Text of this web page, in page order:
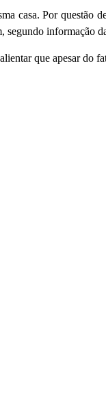
casa. Por questão
segundo informação
que apesar do